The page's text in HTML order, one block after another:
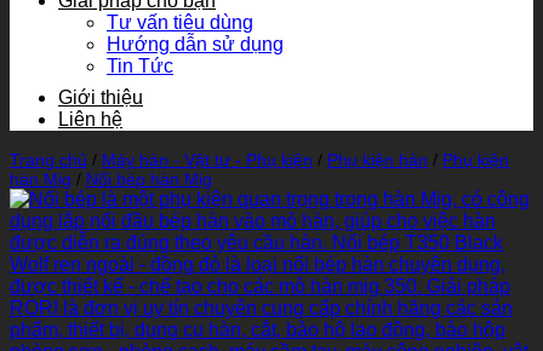
Tư vấn tiêu dùng
Hướng dẫn sử dụng
Tin Tức
Giới thiệu
Liên hệ
Trang chủ / Máy hàn - Vật tư - Phụ kiện / Phụ kiện hàn / Phụ kiện
hàn Mig / Nối bép hàn Mig